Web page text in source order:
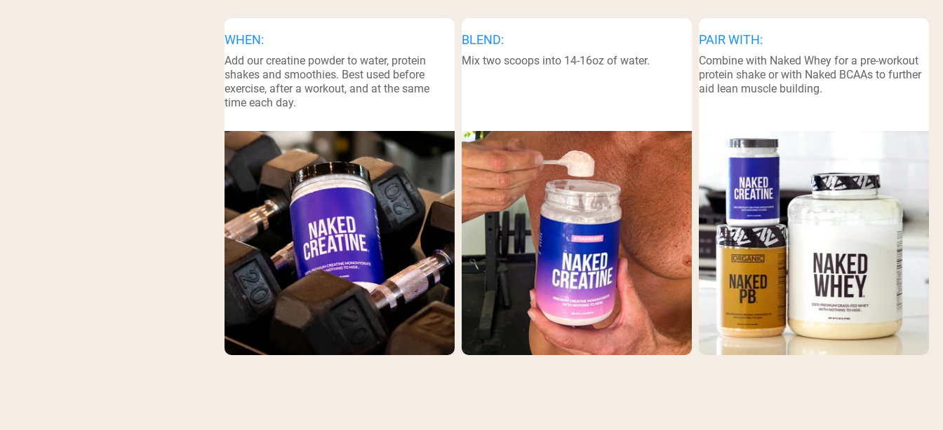
WHEN:
Add our creatine powder to water, protein
shakes and smoothies. Best used before
exercise, after a workout, and at the same
time each day.
BLEND:
Mix two scoops into 14-16oz of water.
PAIR WITH:
Combine with Naked Whey for a pre-workout
protein shake or with Naked BCAAs to further
aid lean muscle building.